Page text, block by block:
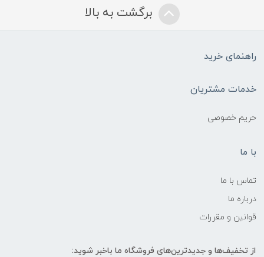
برگشت به بالا
راهنمای خرید
خدمات مشتریان
حریم خصوصی
با ما
تماس با ما
درباره ما
قوانین و مقررات
از تخفیف‌ها و جدیدترین‌های فروشگاه ما باخبر شوید: